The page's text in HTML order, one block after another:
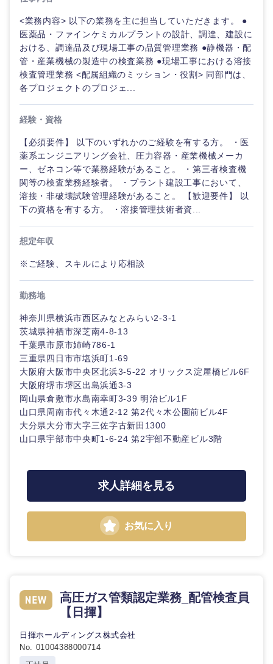
九州・沖縄
福岡県 佐賀県
長崎県 熊本県
大分県
<業務内容> 以下の業務を主に担当していただきます。 ●
医薬品・ファインケミカルプラントの設計、調達、建設に
おける、調達品及び現場工事の品質管理業務 ●静機器・配
管・産業機械の製造中の検査業務 ●現場工事における溶接
検査管理業務 <配属組織のミッション・役割> 同部門は、
各プロジェクトのプロジェ...
経験・資格
【必須要件】 以下のいずれかのご経験を有する方。 ・医
薬系エンジニアリング会社、圧力容器・産業機械メーカ
ー、ゼネコン等で業務経験があること。 ・第三者検査機
関等の検査業務経験者。 ・プラント建設工事において、
溶接・非破壊試験管理経験があること。 【歓迎要件】 以
下の資格を有する方。 ・溶接管理技術者資...
想定年収
※ご経験、スキルにより応相談
勤務地
神奈川県横浜市西区みなとみらい2-3-1
茨城県神栖市深芝南4-8-13
千葉県市原市姉崎786-1
三重県四日市市塩浜町1-69
大阪府大阪市中央区北浜3-5-22 オリックス淀屋橋ビル6F
大阪府堺市堺区出島浜通3-3
岡山県倉敷市水島南幸町3-39 明治ビル1F
山口県周南市代々木通2-12 第2代々木公園前ビル4F
大分県大分市大字三佐字古新田1300
山口県宇部市中央町1-6-24 第2宇部不動産ビル3階
求人詳細を見る
お気に入り
高圧ガス管類認定業務_配管検査員
【日揮】
日揮ホールディングス株式会社
No. 01004388000714